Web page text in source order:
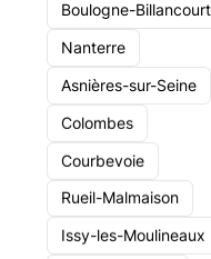
Boulogne-Billancourt
Nanterre
Asnières-sur-Seine
Colombes
Courbevoie
Rueil-Malmaison
Issy-les-Moulineaux